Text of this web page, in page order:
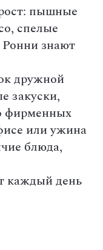
пышные
спелые
знают
дружной
закуски,
фирменных
или ужина
блюда,
каждый день